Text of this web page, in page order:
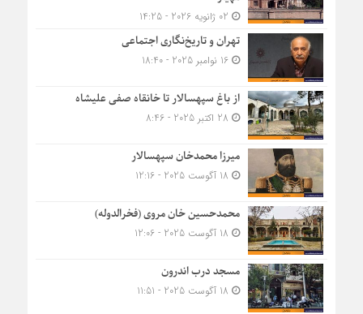
تهران و تاریخ‌نگاری اجتماعی
16 نوامبر 2025 - 18:40
از باغ سپهسالار تا خانقاه صفی علیشاه
میرزا محمدخان سپهسالار
محمدحسین خان مروی (فخرالدوله)
مسجد درب اندرون